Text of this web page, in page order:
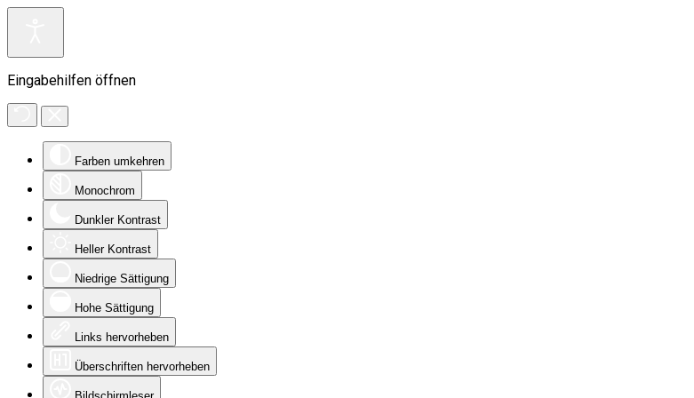
Eingabehilfen öffnen
Farben umkehren
Monochrom
Dunkler Kontrast
Heller Kontrast
Niedrige Sättigung
Hohe Sättigung
Links hervorheben
Überschriften hervorheben